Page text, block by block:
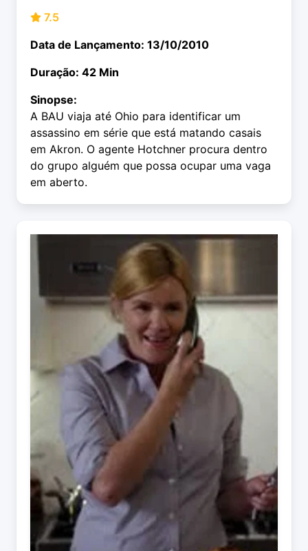
7.5
Data de Lançamento: 13/10/2010
Duração: 42 Min
Sinopse:
A BAU viaja até Ohio para identificar um
assassino em série que está matando casais
em Akron. O agente Hotchner procura dentro
do grupo alguém que possa ocupar uma vaga
em aberto.